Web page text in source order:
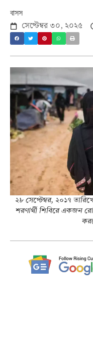
বাসস
সেপ্টেম্বর ৩০, ২০২৫
২৮ সেপ্টেম্বর, ২০১৭
শরণার্থী শিবিরে একজন